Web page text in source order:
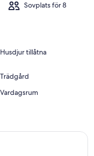
Sovplats för 8
Husdjur tillåtna
Trädgård
Vardagsrum